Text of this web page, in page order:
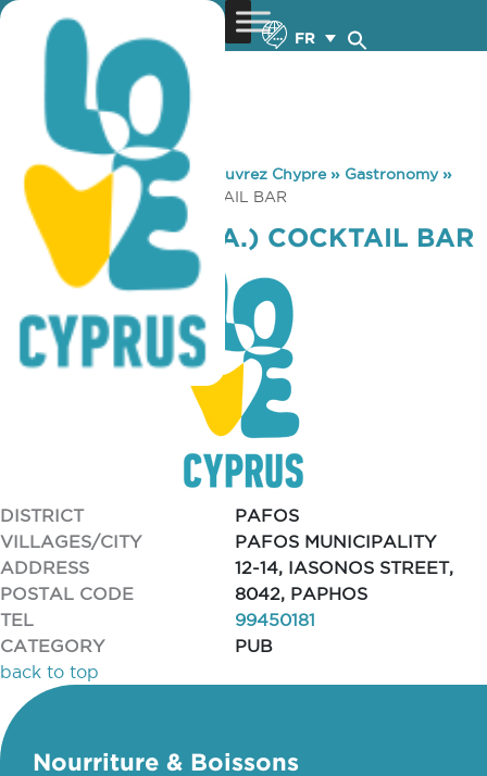
FR
You are here: Home »Découvrez Chypre» Gastronomy»
MEMORIES (A.& A.) COCKTAIL BAR
MEMORIES (A.& A.) COCKTAIL BAR
DISTRICT
PAFOS
VILLAGES/CITY
PAFOS MUNICIPALITY
ADDRESS
12-14, IASONOS STREET,
POSTAL CODE
8042, PAPHOS
TEL
99450181
CATEGORY
PUB
back to top
Nourriture & Boissons